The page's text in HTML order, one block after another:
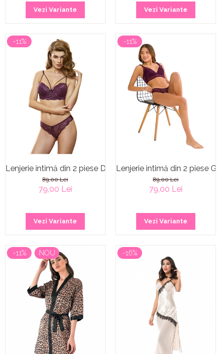
Vezi Variante Vezi Variante
-11%
Lenjerie intimă din 2 piese Dark Purple
89,00 Lei
79,00 Lei
Vezi Variante
-11%
Lenjerie intimă din 2 piese
89,00 Lei
79,00 Lei
Vezi Variante
-11% NOU -16%